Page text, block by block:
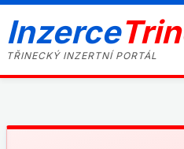
Inzerce
TŘINECKÝ INZERTNÍ PORTÁL